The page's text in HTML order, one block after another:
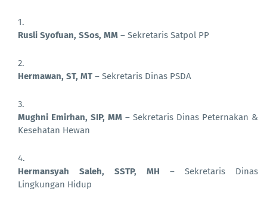
Rusli Syofuan, SSos, MM – Sekretaris Satpol PP
Hermawan, ST, MT – Sekretaris Dinas PSDA
Mughni Emirhan, SIP, MM – Sekretaris Dinas Peternakan &
Kesehatan Hewan
Hermansyah Saleh, SSTP, MH – Sekretaris Dinas
Lingkungan Hidup